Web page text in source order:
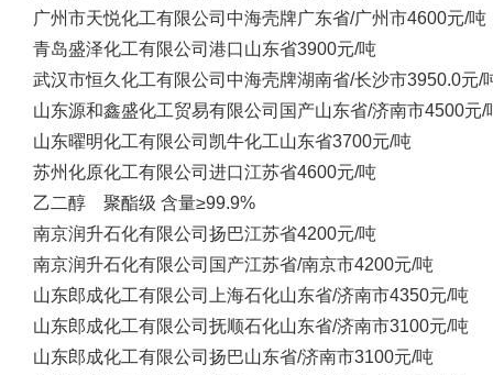
广州市天悦化工有限公司 中海壳牌广东省/广州市4600元/吨
青岛盛泽化工有限公司 港口山东省3900元/吨
武汉市恒久化工有限公司 中海壳牌湖南省/长沙市3950.0元/
山东源和鑫盛化工贸易有限公司 国产山东省/济南市4500元/
山东曜明化工有限公司 凯牛化工山东省3700元/吨
苏州化原化工有限公司 进口江苏省4600元/吨
乙二醇 聚酯级 含量≥99.9%
南京润升石化有限公司 扬巴江苏省4200元/吨
南京润升石化有限公司 国产江苏省/南京市4200元/吨
山东郎成化工有限公司
上海石化山东省/济南市4350元/吨
山东郎成化工有限公司 抚顺石化山东省/济南市3100元/吨
山东郎成化工有限公司 扬巴山东省/济南市3100元/吨